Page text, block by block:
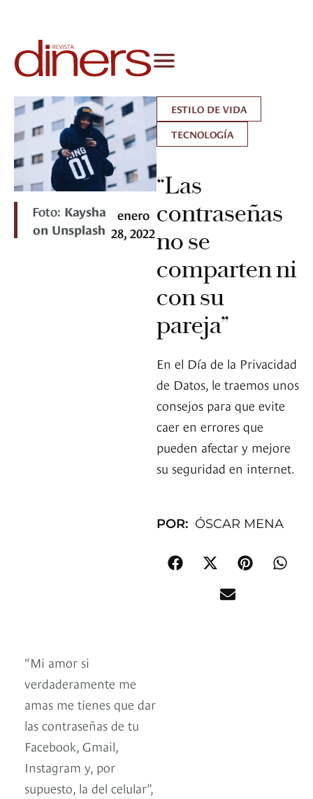
Foto: Kaysha
on Unsplash
enero
28, 2022
ESTILO DE VIDA
TECNOLOGÍA
“Las
contraseñas
no se
comparten ni
con su
pareja”
En el Día de la Privacidad
de Datos, le traemos unos
consejos para que evite
caer en errores que
pueden afectar y mejore
su seguridad en internet.
POR: ÓSCAR MENA
“Mi amor si
verdaderamente me
amas me tienes que dar
las contraseñas de tu
Facebook, Gmail,
Instagram y, por
supuesto, la del celular”,